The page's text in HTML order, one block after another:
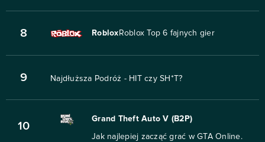
8 Roblox Roblox Top 6 fajnych gier
9 Najdłuższa Podróż - HIT czy SH*T?
10
Grand Theft Auto V (B2P)
Jak najlepiej zacząć grać w GTA Online.